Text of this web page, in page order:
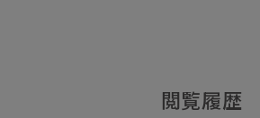
閲覧履歴